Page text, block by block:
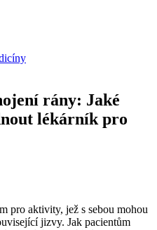
rány: Jaké
lékárník pro
pro aktivity, jež s sebou mohou
jizvy. Jak pacientům